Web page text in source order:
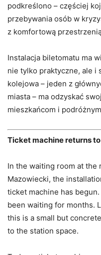
podkreślono – częściej
przebywania osób w
z komfortową
Instalacja biletomatu ma
nie tylko praktyczne, ale i
kolejowa – jeden z
miasta – ma odzyskać
mieszkańcom i
Ticket machine returns
In the waiting room at the
Mazowiecki, the
ticket machine has
been waiting for months.
this is a small but
to the station space.